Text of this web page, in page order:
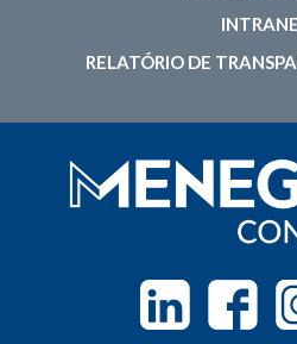
RELATÓRIO DE
Linkedin